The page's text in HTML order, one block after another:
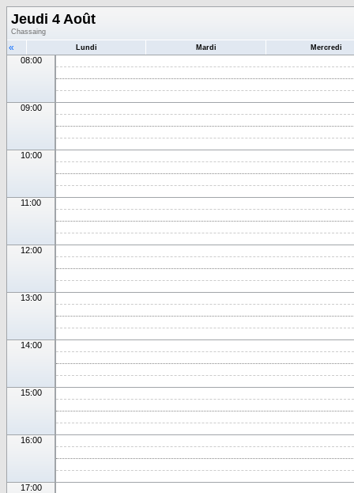
Jeudi 4 Août
Chassaing
« Lundi Mardi Mercredi
08:00
09:00
10:00
11:00
12:00
13:00
14:00
15:00
16:00
17:00